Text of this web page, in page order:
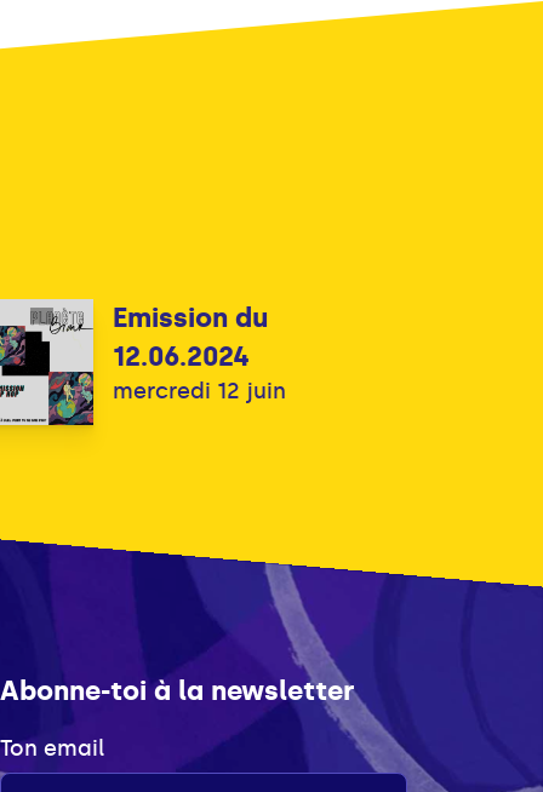
Emission du
12.06.2024
mercredi 12 juin
Abonne-toi à la newsletter
Ton email